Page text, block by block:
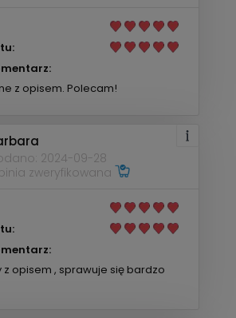
z opisem. Polecam!
2024-09-28
zweryfikowana
z opisem , sprawuje się bardzo